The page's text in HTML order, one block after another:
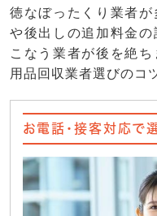
徳なぼったくり業者
や後出しの追加料金
こなう業者が後を絶
用品回収業者選びのコ
お電話・接客対応で